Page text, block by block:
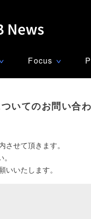
Focus ∨
いてのお問い合
させて頂きます。
いいたします。